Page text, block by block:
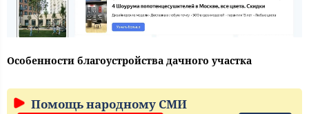
Особенности благоустройства дачного участка
Помощь народному СМИ